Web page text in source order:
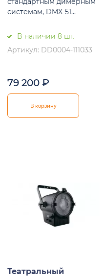
системам, DMX-51...
В наличии 8 шт.
Артикул: DD0004-111033
79 200 ₽
В корзину
Театральный